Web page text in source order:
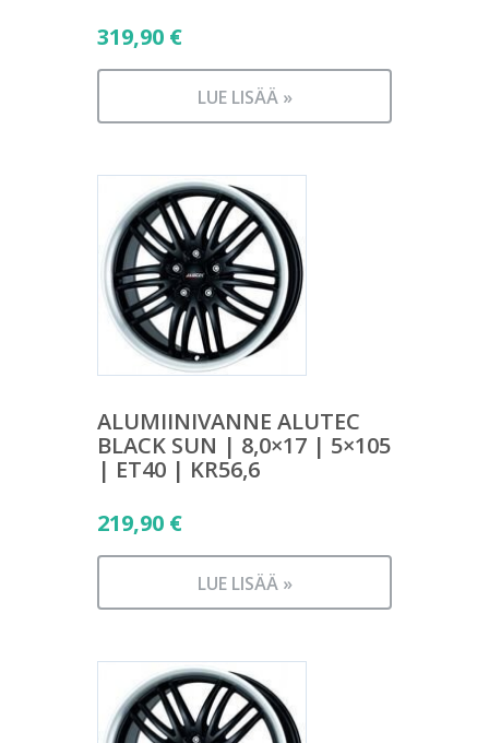
319,90 €
LUE LISÄÄ »
ALUMIINIVANNE ALUTEC
BLACK SUN | 8,0×17 | 5×105
| ET40 | KR56,6
219,90 €
LUE LISÄÄ »